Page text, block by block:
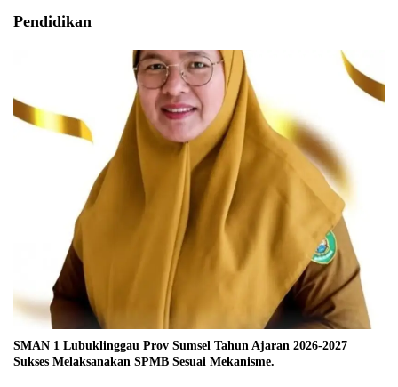
Pendidikan
SMAN 1 Lubuklinggau Prov Sumsel Tahun Ajaran 2026-2027
Sukses Melaksanakan SPMB Sesuai Mekanisme.